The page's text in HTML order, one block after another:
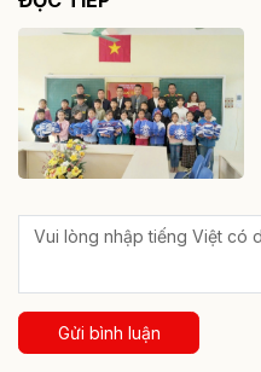
Gửi bình luận